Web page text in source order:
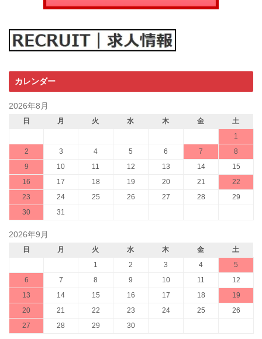
カレンダー
2026年8月
日 月 火 水 木 金
土
1
2
3 4 5 6 7
8
9
10 11 12 13 14
15
16
17 18 19 20 21
22
23
24 25 26 27 28
29
30
31
2026年9月
日 月 火 水 木 金
土
1
2 3 4
5
6
7 8 9 10 11
12
13
14 15 16 17 18
19
20
21 22 23 24 25
26
27
28 29 30